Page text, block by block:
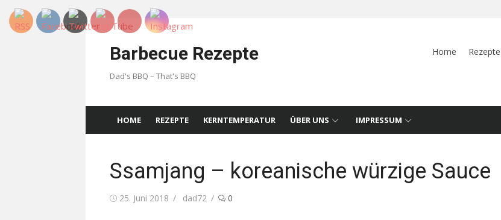
Skip
Barbecue Rezepte
Dad's BBQ – That's BBQ
Home Rezepte
HOME REZEPTE KERNTEMPERATUR ÜBER UNS IMPRESSUM
Ssamjang – koreanische würzige Sauce
Posted
25. Juni 2018 Author
dad72 0